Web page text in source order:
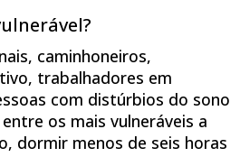
caminhoneiros,
trabalhadores em
com distúrbios do sono
os mais vulneráveis a
dormir menos de seis horas